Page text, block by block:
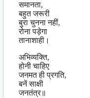
समानता,
बहुत जरूरी
बुरा चुनना नहीं,
रोना पड़ेगा
तानाशाही।
अभिव्यक्ति,
होनी चाहिए
जनमत ही प्रगति,
बनें साक्षी
जनतंत्र॥